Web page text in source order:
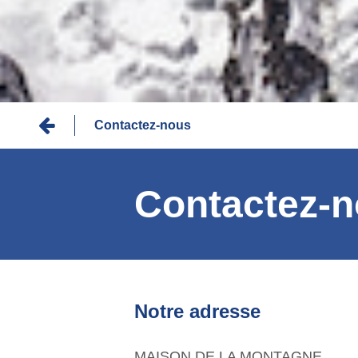
Fil
d'Ariane
Contactez-nous
Contactez-
Notre adresse